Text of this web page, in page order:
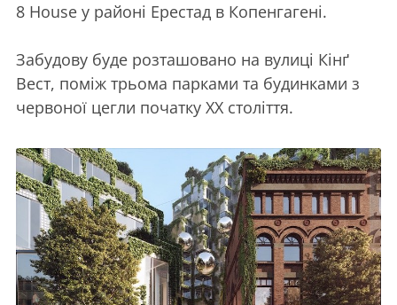
8 House у районі Ерестад в Копенгагені.
Забудову буде розташовано на вулиці Кінґ
Вест, поміж трьома парками та будинками з
червоної цегли початку ХХ століття.